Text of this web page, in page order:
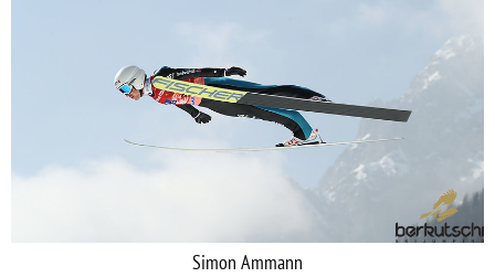
Simon Ammann